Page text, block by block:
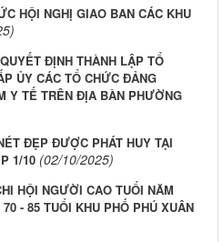
HỘI NGHỊ GIAO BAN CÁC KHU
ĐỊNH THÀNH LẬP TỔ
ỦY CÁC TỔ CHỨC ĐẢNG
Y TẾ TRÊN ĐỊA BÀN PHƯỜNG
ĐẸP ĐƯỢC PHÁT HUY TẠI
1/10 (02/10/2025)
HỘI NGƯỜI CAO TUỔI NĂM
- 85 TUỔI KHU PHỐ PHÚ XUÂN